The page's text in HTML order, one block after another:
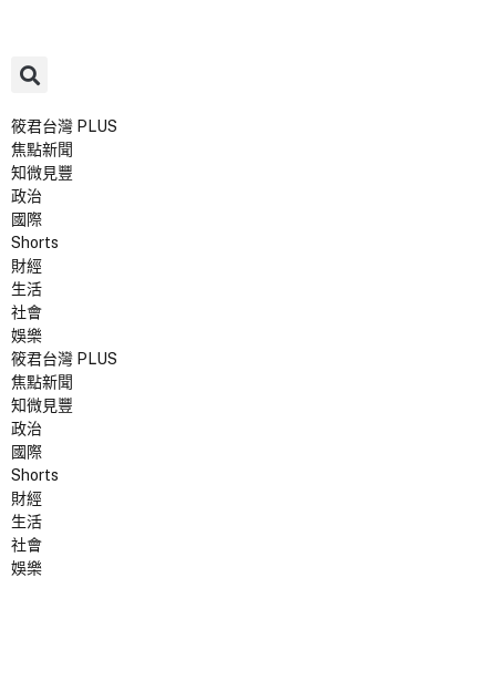
筱君台灣 PLUS
焦點新聞
知微見豐
政治
國際
Shorts
財經
生活
社會
娛樂
筱君台灣 PLUS
焦點新聞
知微見豐
政治
國際
Shorts
財經
生活
社會
娛樂